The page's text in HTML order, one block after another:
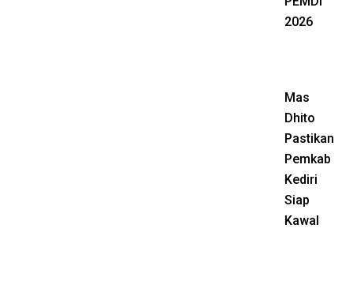
2026
Mas
Dhito
Pastikan
Pemkab
Kediri
Siap
Kawal